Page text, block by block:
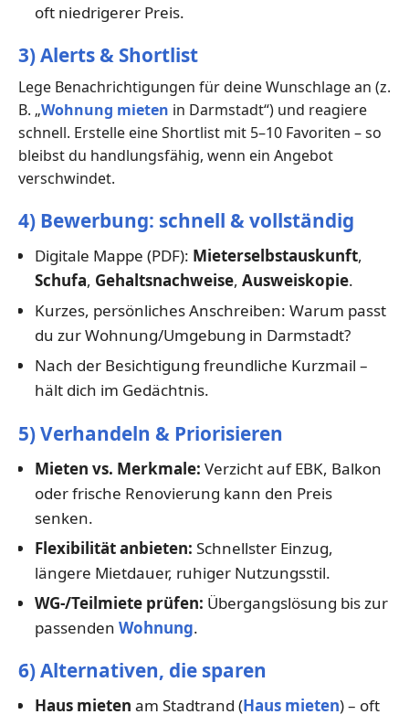
oft niedrigerer Preis.
3) Alerts & Shortlist
Lege Benachrichtigungen für deine Wunschlage an (z.
B. „Wohnung mieten in Darmstadt“) und reagiere
schnell. Erstelle eine Shortlist mit 5–10 Favoriten – so
bleibst du handlungsfähig, wenn ein Angebot
verschwindet.
4) Bewerbung: schnell & vollständig
Digitale Mappe (PDF): Mieterselbstauskunft,
Schufa, Gehaltsnachweise, Ausweiskopie.
Kurzes, persönliches Anschreiben: Warum passt
du zur Wohnung/Umgebung in Darmstadt?
Nach der Besichtigung freundliche Kurzmail –
hält dich im Gedächtnis.
5) Verhandeln & Priorisieren
Mieten vs. Merkmale: Verzicht auf EBK, Balkon
oder frische Renovierung kann den Preis
senken.
Flexibilität anbieten: Schnellster Einzug,
längere Mietdauer, ruhiger Nutzungsstil.
WG-/Teilmiete prüfen: Übergangslösung bis zur
passenden Wohnung.
6) Alternativen, die sparen
Haus mieten am Stadtrand (Haus mieten) – oft